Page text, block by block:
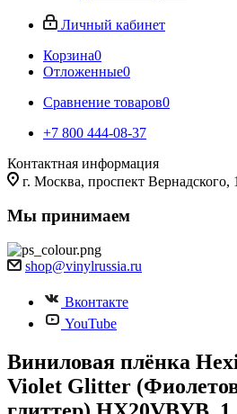
Личный кабинет
Корзина0
Отложенные0
Сравнение товаров0
+7 800 444-08-37
Контактная информация
г. Москва, проспект Вернадского,
Мы принимаем
shop@vinylrussia.ru
Вконтакте
YouTube
Виниловая плёнка
Violet Glitter